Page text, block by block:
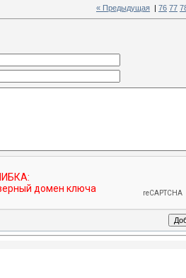
« Предыдущая 76 77